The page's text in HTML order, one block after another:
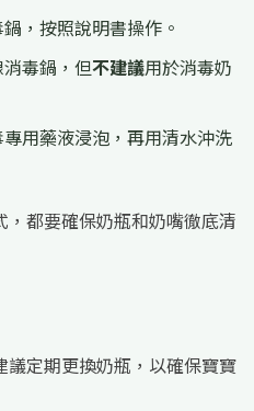
，按照說明書操作。
毒鍋，但不建議用於消毒奶
用藥液浸泡，再用清水沖洗
都要確保奶瓶和奶嘴徹底清
定期更換奶瓶，以確保寶寶